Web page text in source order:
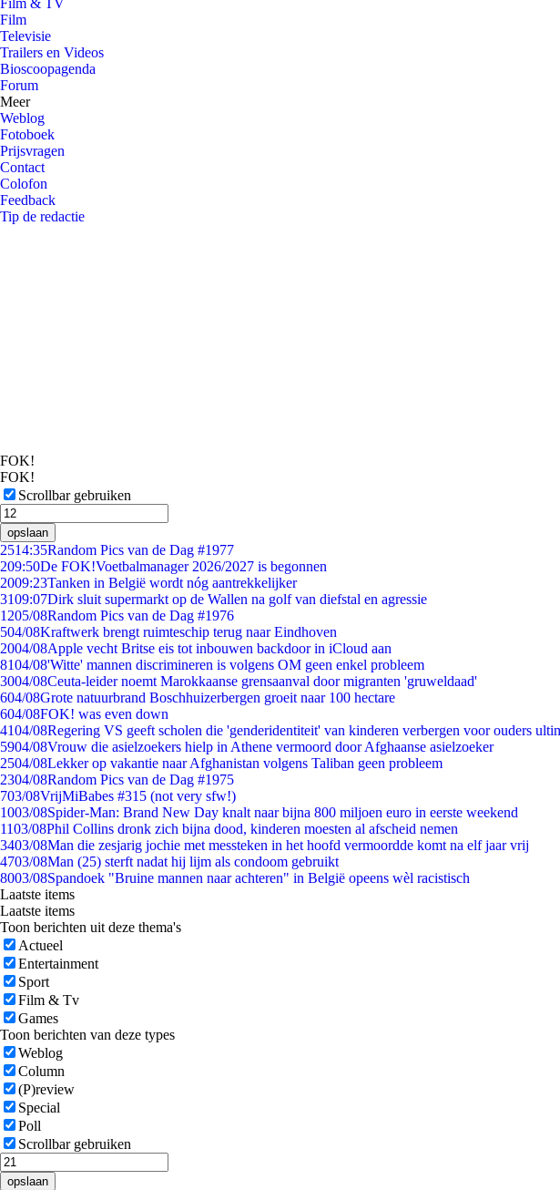
Film & TV
Film
Televisie
Trailers en Videos
Bioscoopagenda
Forum
Meer
Weblog
Fotoboek
Prijsvragen
Contact
Colofon
Feedback
Tip de redactie
FOK!
FOK!
Scrollbar gebruiken
opslaan
2514:35Random Pics van de Dag #1977
209:50De FOK!Voetbalmanager 2026/2027 is begonnen
2009:23Tanken in België wordt nóg aantrekkelijker
3109:07Dirk sluit supermarkt op de Wallen na golf van diefstal en agressie
1205/08Random Pics van de Dag #1976
504/08Kraftwerk brengt ruimteschip terug naar Eindhoven
2004/08Apple vecht Britse eis tot inbouwen backdoor in iCloud aan
8104/08'Witte' mannen discrimineren is volgens OM geen enkel probleem
3004/08Ceuta-leider noemt Marokkaanse grensaanval door migranten 'gruweldaad'
604/08Grote natuurbrand Boschhuizerbergen groeit naar 100 hectare
604/08FOK! was even down
4104/08Regering VS geeft scholen die 'genderidentiteit' van kinderen verbergen voor ouders
5904/08Vrouw die asielzoekers hielp in Athene vermoord door Afghaanse asielzoeker
2504/08Lekker op vakantie naar Afghanistan volgens Taliban geen probleem
2304/08Random Pics van de Dag #1975
703/08VrijMiBabes #315 (not very sfw!)
1003/08Spider-Man: Brand New Day knalt naar bijna 800 miljoen euro in eerste weekend
1103/08Phil Collins dronk zich bijna dood, kinderen moesten al afscheid nemen
3403/08Man die zesjarig jochie met messteken in het hoofd vermoordde komt na elf jaar vrij
4703/08Man (25) sterft nadat hij lijm als condoom gebruikt
8003/08Spandoek "Bruine mannen naar achteren" in België opeens wèl racistisch
Laatste items
Laatste items
Toon berichten uit deze thema's
Actueel
Entertainment
Sport
Film & Tv
Games
Toon berichten van deze types
Weblog
Column
(P)review
Special
Poll
Scrollbar gebruiken
opslaan